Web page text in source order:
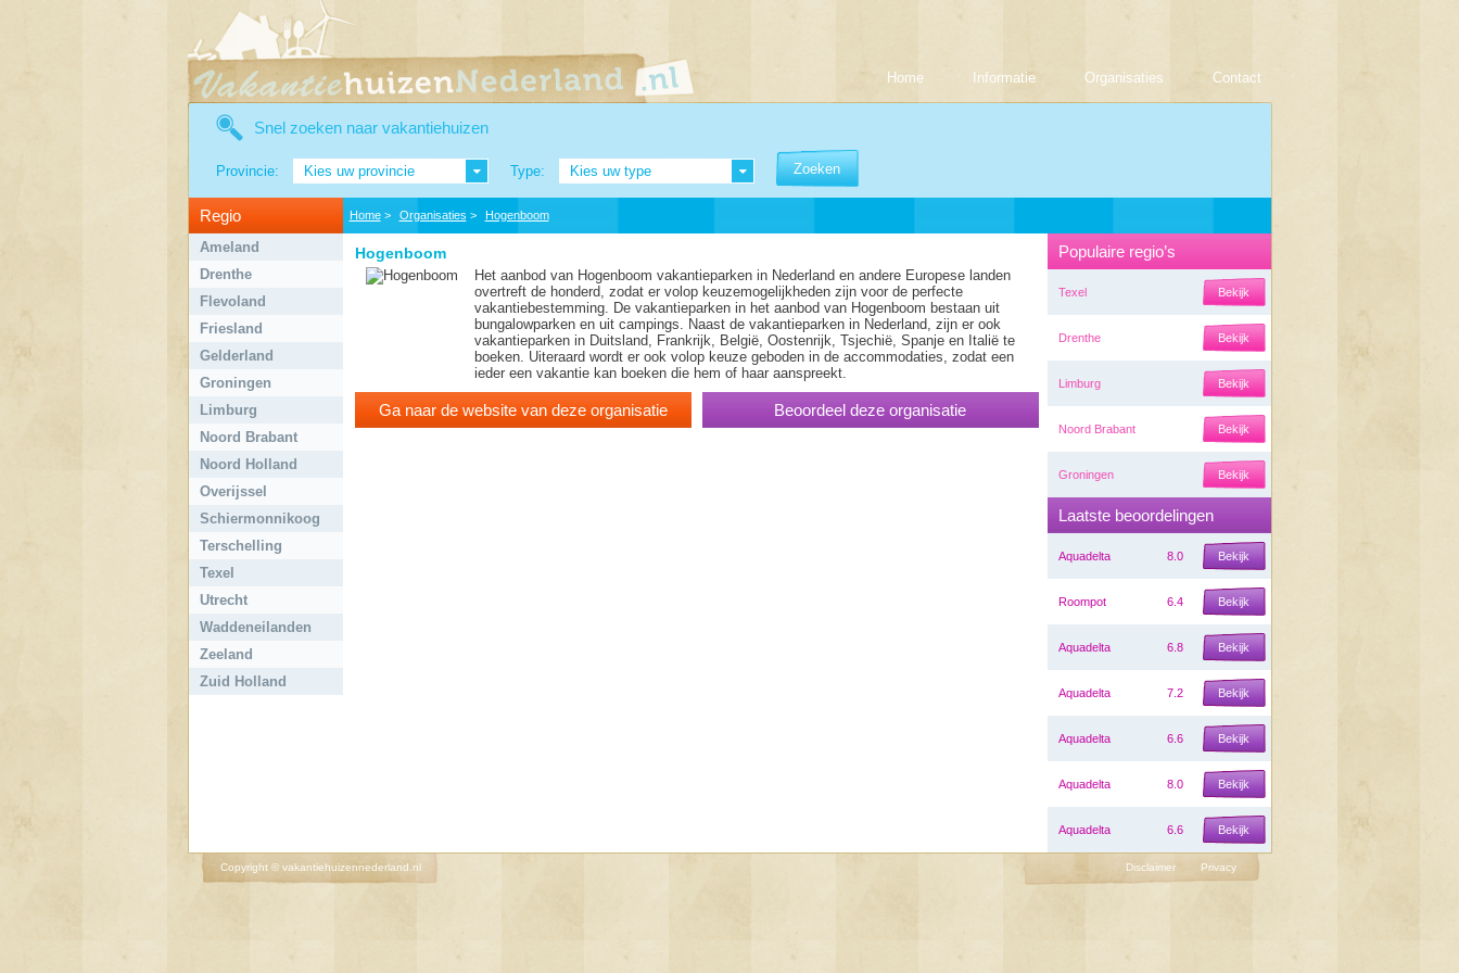
Contact
Organisaties
Informatie
Home
Snel zoeken naar vakantiehuizen
Provincie: Kies uw provincie Type: Kies uw type
Regio
Ameland
Drenthe
Flevoland
Friesland
Gelderland
Groningen
Limburg
Noord Brabant
Noord Holland
Overijssel
Schiermonnikoog
Terschelling
Texel
Utrecht
Waddeneilanden
Zeeland
Zuid Holland
Home> Organisaties > Hogenboom
Hogenboom
Het aanbod van Hogenboom vakantieparken in Nederland en andere Europese landen
overtreft de honderd, zodat er volop keuzemogelijkheden zijn voor de perfecte
vakantiebestemming. De vakantieparken in het aanbod van Hogenboom bestaan uit
bungalowparken en uit campings. Naast de vakantieparken in Nederland, zijn er ook
vakantieparken in Duitsland, Frankrijk, België, Oostenrijk, Tsjechië, Spanje en Italië te
boeken. Uiteraard wordt er ook volop keuze geboden in de accommodaties, zodat een
ieder een vakantie kan boeken die hem of haar aanspreekt.
Ga naar de website van deze organisatie Beoordeel deze organisatie
Populaire regio’s
Texel Bekijk
Drenthe Bekijk
Limburg Bekijk
Noord Brabant Bekijk
Groningen Bekijk
Laatste beoordelingen
Aquadelta 8.0 Bekijk
Roompot 6.4 Bekijk
Aquadelta 6.8 Bekijk
Aquadelta 7.2 Bekijk
Aquadelta 6.6 Bekijk
Aquadelta 8.0 Bekijk
Aquadelta 6.6 Bekijk
Copyright © vakantiehuizennederland.nl Privacy
Disclaimer